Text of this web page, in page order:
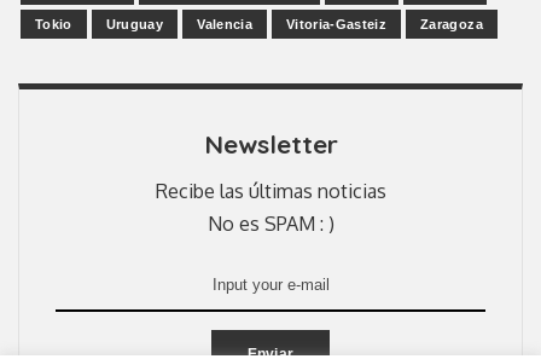
Tokio Uruguay Valencia Vitoria-Gasteiz Zaragoza
Newsletter
Recibe las últimas noticias
No es SPAM : )
Enviar